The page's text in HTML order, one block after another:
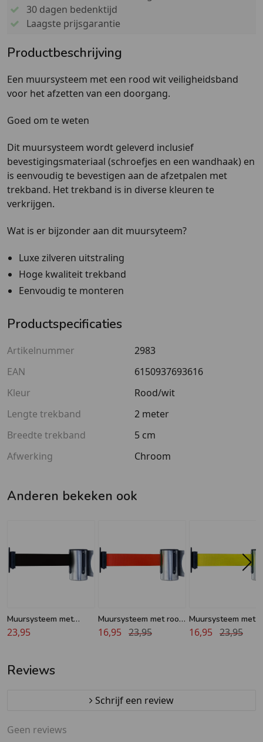
30 dagen bedenktijd
Laagste prijsgarantie
Productbeschrijving
Een muursysteem met een rood wit veiligheidsband
voor het afzetten van een doorgang.
Goed om te weten
Dit muursysteem wordt geleverd inclusief
bevestigingsmateriaal (schroefjes en een wandhaak) en
is eenvoudig te bevestigen aan de afzetpalen met
trekband. Het trekband is in diverse kleuren te
verkrijgen.
Wat is er bijzonder aan dit muursyteem?
Luxe zilveren uitstraling
Hoge kwaliteit trekband
Eenvoudig te monteren
Productspecificaties
Artikelnummer
2983
EAN
6150937693616
Kleur
Rood/wit
Lengte trekband
2 meter
Breedte trekband
5 cm
Afwerking
Chroom
Anderen bekeken ook
Muursysteem met
zwart trekband - 2m
23,95
Muursysteem met rood
trekband - 2m
16,95 23,95
Muursysteem met
trekband - 2m
16,95 23,95
Reviews
Schrijf een review
Geen reviews